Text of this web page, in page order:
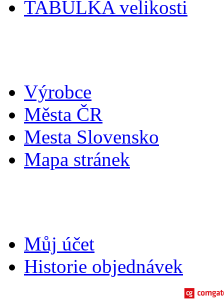
TABULKA velikosti
Výrobce
Města ČR
Mesta Slovensko
Mapa stránek
Můj účet
Historie objednávek